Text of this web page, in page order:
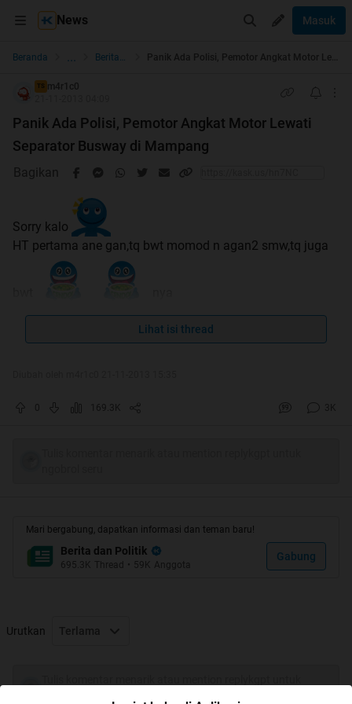
News Masuk
Beranda ... Berita dan Politik Panik Ada Polisi, Pemotor Angkat Motor Lewati Separator Busway di Mampang
TS m4r1c0
Panik Ada Polisi, Pemotor Angkat Motor Lewati
Separator Busway di Mampang
Bagikan
Sorry kalo
HT pertama ane gan,tq bwt momod n agan2 smw,tq juga
Lihat isi thread
0 169.3K 3K
Mari bergabung, dapatkan informasi dan teman baru!
Berita dan Politik
695.3K Thread • 59K Anggota
Gabung
Urutkan Terlama